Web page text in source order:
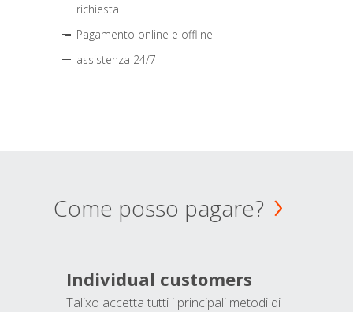
richiesta
Pagamento online e offline
assistenza 24/7
Come posso pagare?
Individual customers
Talixo accetta tutti i principali metodi di